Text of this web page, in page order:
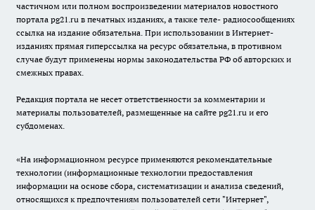
частичном или полном воспроизведении материалов новостного
портала pg21.ru в печатных изданиях, а также теле- радиосообщениях
ссылка на издание обязательна. При использовании в Интернет-
изданиях прямая гиперссылка на ресурс обязательна, в противном
случае будут применены нормы законодательства РФ об авторских и
смежных правах.
Редакция портала не несет ответственности за комментарии и
материалы пользователей, размещенные на сайте pg21.ru и его
субдоменах.
«На информационном ресурсе применяются рекомендательные
технологии (информационные технологии предоставления
информации на основе сбора, систематизации и анализа сведений,
относящихся к предпочтениям пользователей сети "Интернет",